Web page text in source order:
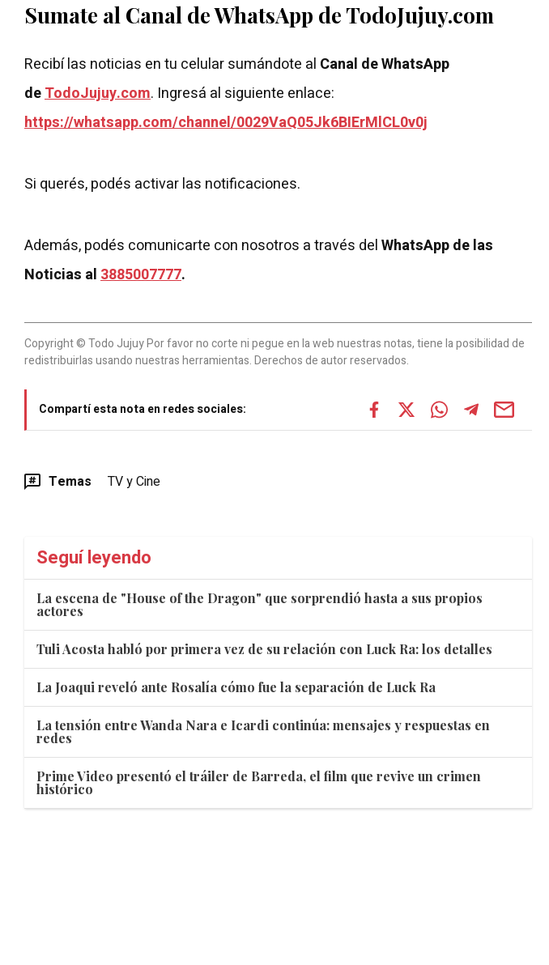
Sumate al Canal de WhatsApp de TodoJujuy.com
Recibí las noticias en tu celular sumándote al Canal de WhatsApp
deTodoJujuy.com. Ingresá al siguiente enlace:
https://whatsapp.com/channel/0029VaQ05Jk6BIErMlCL0v0j
Si querés, podés activar las notificaciones.
Además, podés comunicarte con nosotros a través delWhatsApp de las
Noticias al3885007777.
Copyright © Todo Jujuy Por favor no corte ni pegue en la web nuestras notas, tiene la posibilidad de
redistribuirlas usando nuestras herramientas. Derechos de autor reservados.
Compartí esta nota en redes sociales:
Temas TV y Cine
Seguí leyendo
La escena de "House of the Dragon" que sorprendió hasta a sus propios
actores
Tuli Acosta habló por primera vez de su relación con Luck Ra: los detalles
La Joaqui reveló ante Rosalía cómo fue la separación de Luck Ra
La tensión entre Wanda Nara e Icardi continúa: mensajes y respuestas en
redes
Prime Video presentó el tráiler de Barreda, el film que revive un crimen
histórico